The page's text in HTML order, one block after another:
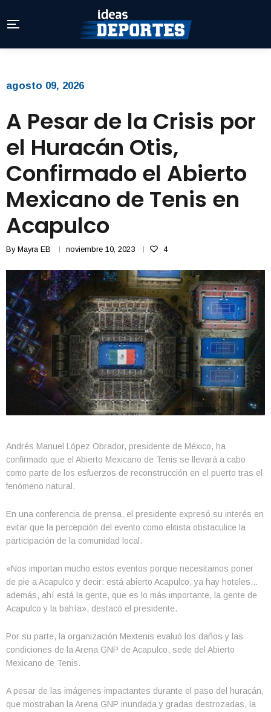
agosto 09, 2026
A Pesar de la Crisis por
el Huracán Otis,
Confirmado el Abierto
Mexicano de Tenis en
Acapulco
By Mayra EB noviembre 10, 2023 4
Andrés Manuel López Obrador, presidente de México, ha
confirmado que el Abierto Mexicano de Tenis se llevará a cabo
como parte de los esfuerzos de reconstrucción en el puerto tras el
fenómeno natural.
En una conferencia de prensa, el presidente expresó su interés en
evitar que la percepción del evento como elitista obstaculice la
participación de la comunidad local.
«Nos importan mucho estos eventos porque necesitamos poner
de pie a Acapulco y decir: está abierto Acapulco, ya hay hoteles…
además, ahí está la gente, que es lo más importante, la gente de
Acapulco y la bahía», destacó el presidente.
Por su parte, la organización Mextenis evaluó los daños y las
condiciones de la Arena GNP de Acapulco, sede del Abierto
Mexicano de Tenis.
A pesar de las imágenes impactantes durante el paso del huracán,
que mostraban la Arena GNP inundada y gradas destrozadas, la